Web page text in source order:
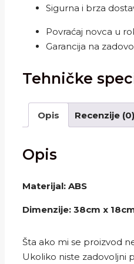
nesvakidašnja
količina
Sigurna i brza
Povraćaj novca u
Garancija na
Tehničke
Opis Recenzije (0)
Opis
Materijal: ABS
Dimenzije: 38cm x
Šta ako mi se proizvod
Ukoliko niste zadovoljni